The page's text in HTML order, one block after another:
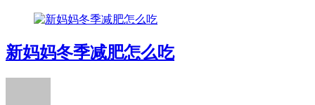
新妈妈冬季减肥怎么吃